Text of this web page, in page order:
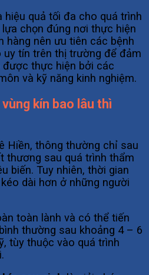
quả tối đa cho quá trình
chọn đúng nơi thực hiện
hàng nên ưu tiên các bệnh
tín trên thị trường để đảm
được thực hiện bởi các
và kỹ năng kinh nghiệm.
kín bao lâu thì
Hiền, thông thường chỉ sau
thương sau quá trình thẩm
biến. Tuy nhiên, thời gian
dài hơn ở những người
toàn lành và có thể tiến
thường sau khoảng 4 – 6
tùy thuộc vào quá trình